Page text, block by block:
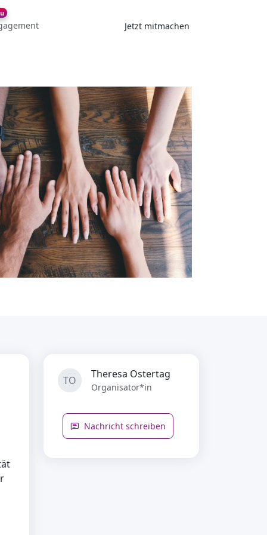
Jetzt mitmachen
TO Theresa Ostertag
Organisator*in
Nachricht schreiben